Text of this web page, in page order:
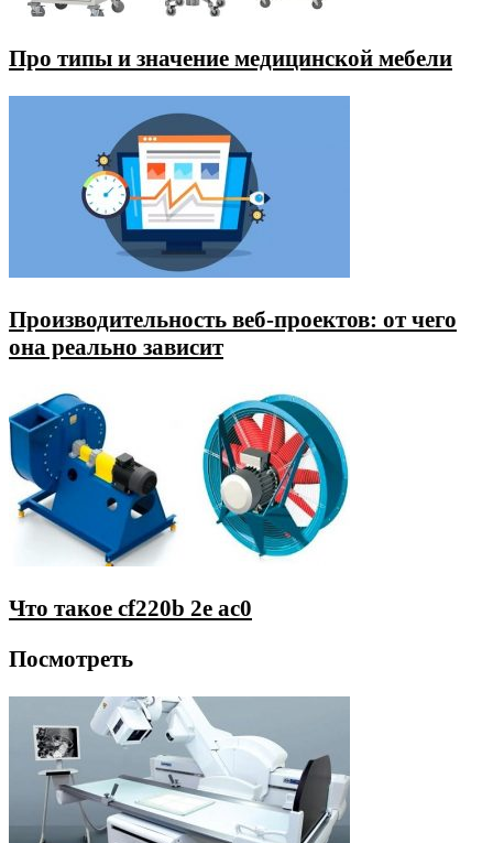
Про типы и значение медицинской мебели
Производительность веб-проектов: от чего
она реально зависит
Что такое cf220b 2e ac0
Посмотреть